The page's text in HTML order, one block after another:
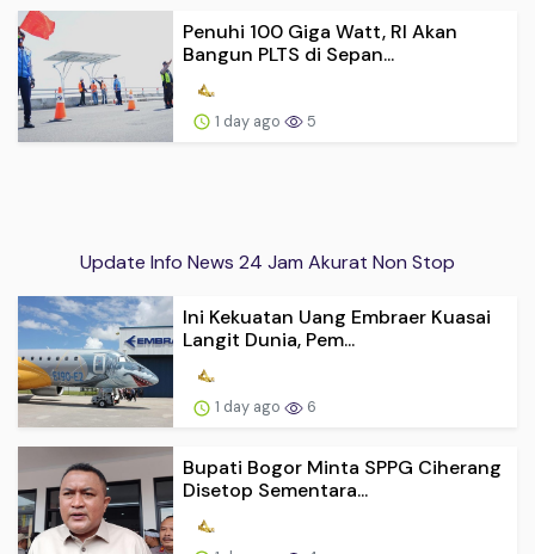
Penuhi 100 Giga Watt, RI Akan
Bangun PLTS di Sepan...
1 day ago 5
Update Info News 24 Jam Akurat Non Stop
Ini Kekuatan Uang Embraer Kuasai
Langit Dunia, Pem...
1 day ago 6
Bupati Bogor Minta SPPG Ciherang
Disetop Sementara...